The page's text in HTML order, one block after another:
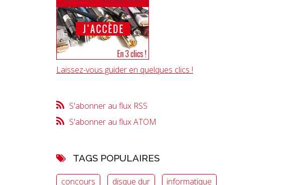
Laissez-vous guider en quelques clics !
S'abonner au flux RSS
S'abonner au flux ATOM
TAGS POPULAIRES
concours disque dur
informatique